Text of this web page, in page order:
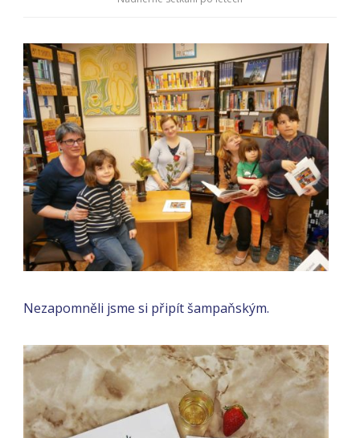
Nezapomněli jsme si připít šampaňským.